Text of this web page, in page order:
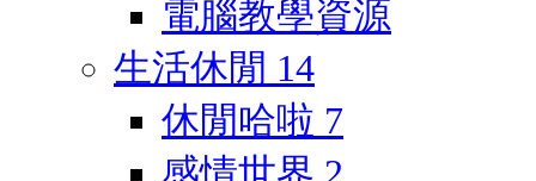
電腦教學資源
生活休閒 14
休閒哈啦 7